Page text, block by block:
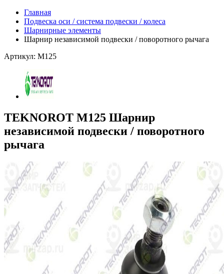
Главная
Подвеска оси / система подвески / колеса
Шарнирные элементы
Шарнир независимой подвески / поворотного рычага
Артикул: M125
TEKNOROT M125 Шарнир
независимой подвески / поворотного
рычага